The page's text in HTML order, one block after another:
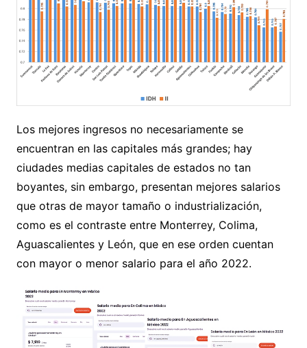
Los mejores ingresos no necesariamente se
encuentran en las capitales más grandes; hay
ciudades medias capitales de estados no tan
boyantes, sin embargo, presentan mejores salarios
que otras de mayor tamaño o industrialización,
como es el contraste entre Monterrey, Colima,
Aguascalientes y León, que en ese orden cuentan
con mayor o menor salario para el año 2022.